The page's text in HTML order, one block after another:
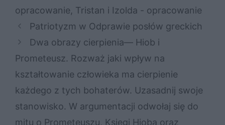
opracowanie, Tristan i Izolda - opracowanie
Patriotyzm w Odprawie posłów greckich
Dwa obrazy cierpienia— Hiob i
Prometeusz. Rozważ jaki wpływ na
kształtowanie człowieka ma cierpienie
każdego z tych bohaterów. Uzasadnij swoje
stanowisko. W argumentacji odwołaj się do
mitu o Prometeuszu, Księgi Hioba oraz